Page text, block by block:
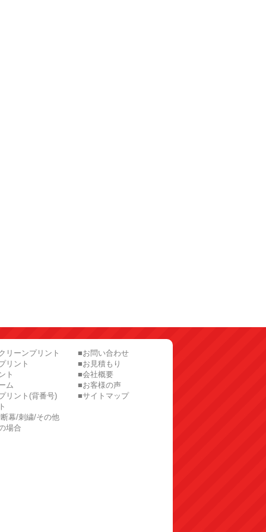
リーンプリント
リント
ト
ム
リント(背番号)
幕/刺繍/その他
場合
■お問い合わせ
■お見積もり
■会社概要
■お客様の声
■サイトマップ